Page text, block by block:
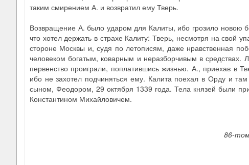
таким смирением А. и возвратил ему Тверь.
Возвращение А. было ударом для Калиты, ибо грозило новою
что хотел держать в страхе Калиту: Тверь, несмотря на свой
стороне Москвы и, судя по летописям, даже нравственная
человеком богатым, коварным и неразборчивым в средствах.
первенство проиграли, поплатившись жизнью. А., приехав в
ибо не захотел подчиняться ему. Калита поехал в Орду и
сыном, Феодором, 29 октября 1339 года. Тела князей были
Константином Михайловичем.
86-